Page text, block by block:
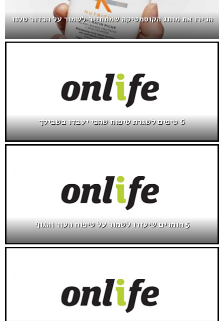
הכירו את מותג הקוסמטיקה שמתחייב לשמור על הכדור שלנו
6 טיפים לשגרת טיפוח שהכי יעבדו בשבילך
5 חומרים שיעזרו לשמור על טיפוח העור והגוף